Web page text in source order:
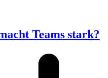
Teams stark?